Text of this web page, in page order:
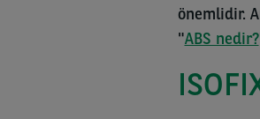
önemlidir.
"ABS nedir?